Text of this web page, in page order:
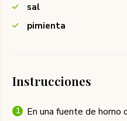
sal
pimienta
Instrucciones
En una fuente de horno